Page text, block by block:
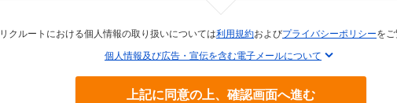
リクルートにおける個人情報の取り扱いについては利用規約およびプライバシーポリシーを
個人情報及び広告・宣伝を含む電子メールについて
上記に同意の上、確認画面へ進む